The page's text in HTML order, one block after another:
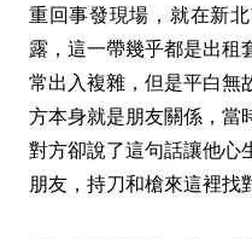
重回事發現場，就在新
露，這一帶幾乎都是出租
常出入複雜，但是平白無
方本身就是朋友關係，當
對方卻說了這句話讓他心
朋友，持刀和槍來這裡找